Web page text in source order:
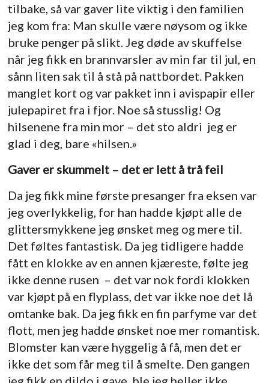
tilbake, så var gaver lite viktig i den familien
jeg kom fra: Man skulle være nøysom og ikke
bruke penger på slikt. Jeg døde av skuffelse
når jeg fikk en brannvarsler av min far til jul, en
sånn liten sak til å stå på nattbordet. Pakken
manglet kort og var pakket inn i avispapir eller
julepapiret fra i fjor. Noe så stusslig! Og
hilsenene fra min mor – det sto aldri jeg er
glad i deg, bare «hilsen.»
Gaver er skummelt – det er lett å trå feil
Da jeg fikk mine første presanger fra eksen var
jeg overlykkelig, for han hadde kjøpt alle de
glittersmykkene jeg ønsket meg og mere til.
Det føltes fantastisk. Da jeg tidligere hadde
fått en klokke av en annen kjæreste, følte jeg
ikke denne rusen – det var nok fordi klokken
var kjøpt på en flyplass, det var ikke noe det lå
omtanke bak. Da jeg fikk en fin parfyme var det
flott, men jeg hadde ønsket noe mer romantisk.
Blomster kan være hyggelig å få, men det er
ikke det som får meg til å smelte. Den gangen